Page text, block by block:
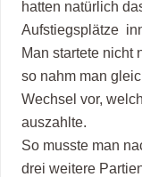
hatten natürlich
Aufstiegsplätze
Man startete nicht
so nahm man
Wechsel vor,
auszahlte.
So musste man
drei weitere